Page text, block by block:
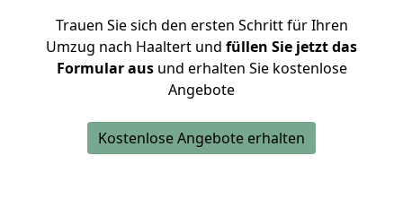
Trauen Sie sich den ersten Schritt für Ihren
Umzug nach Haaltert und füllen Sie jetzt das
Formular ausund erhalten Sie kostenlose
Angebote
Kostenlose Angebote erhalten